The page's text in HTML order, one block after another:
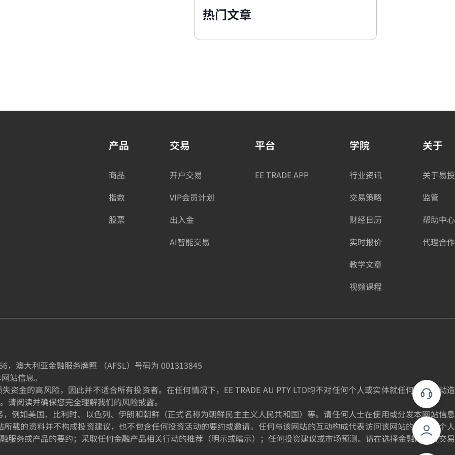
热门文章
产品
商品
指数
股票
交易
开户交易
VIP会员计划
出入金
AI智能交易
平台
EE TRADE APP
学院
行业资讯
交易策略
财经日历
实时报价
教学文章
视频课程
关于
关于易投
监管
帮助中心
代理合作
，澳大利亚金融服务牌照 （AFSL）号码为 001313845
站信息。
金的高风险，因此并不适合所有投资者。在任何情况下，EE TRADE AU PTY LTD均不对任何个人或实体就任何投资活动造
阅读并确保您完全理解我们的风险披露。
，例如美国、比利时、以色列、伊朗和朝鲜（正式名称为朝鲜民主主义人民共和国）等。请任何人士在使用或分发本网站信息
载的资料并不构成投资建议，也不包含任何投资活动的要约或邀请。任何与该网站的互动构成代表访问该网站的个人的个人
服务或产品的要约；采取任何金融产品相关行动的推荐（明示或暗示）；任何投资建议或市场预测。请在选择金融产品或交易